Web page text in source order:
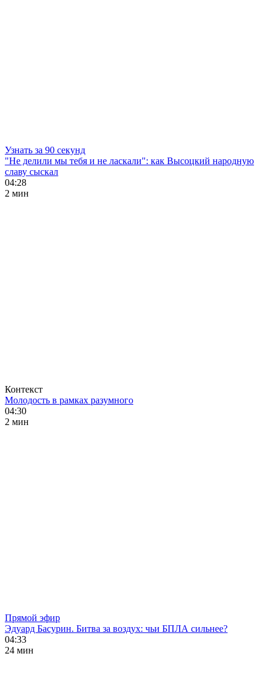
Узнать за 90 секунд
"Не делили мы тебя и не ласкали": как Высоцкий народную
славу сыскал
04:28
2 мин
Контекст
Молодость в рамках разумного
04:30
2 мин
Прямой эфир
Эдуард Басурин. Битва за воздух: чьи БПЛА сильнее?
04:33
24 мин